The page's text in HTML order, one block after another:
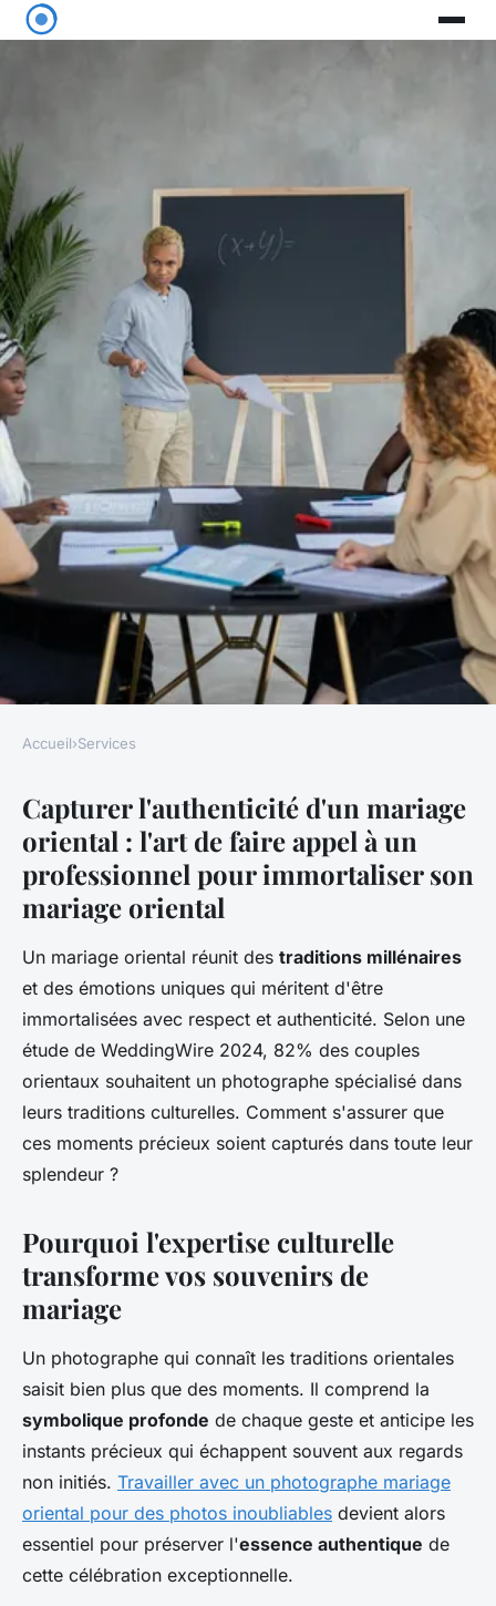
Capturer l'authenticité d'un
mariage oriental en photo
•24 novembre 2025•
Accueil›Services
Capturer l'authenticité d'un mariage
oriental : l'art de faire appel à un
professionnel pour immortaliser son
mariage oriental
Un mariage oriental réunit des traditions millénaires
et des émotions uniques qui méritent d'être
immortalisées avec respect et authenticité. Selon une
étude de WeddingWire 2024, 82% des couples
orientaux souhaitent un photographe spécialisé dans
leurs traditions culturelles. Comment s'assurer que
ces moments précieux soient capturés dans toute leur
splendeur ?
Pourquoi l'expertise culturelle
transforme vos souvenirs de
mariage
Un photographe qui connaît les traditions orientales
saisit bien plus que des moments. Il comprend la
symbolique profonde de chaque geste et anticipe les
instants précieux qui échappent souvent aux regards
non initiés. Travailler avec un photographe mariage
oriental pour des photos inoubliables devient alors
essentiel pour préserver l'essence authentique de
cette célébration exceptionnelle.